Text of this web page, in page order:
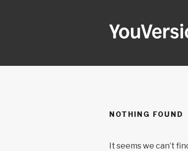
NOTHING FOUND
It seems we can’t